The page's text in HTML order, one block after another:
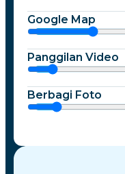
Google Map
Panggilan Video
Berbagi Foto